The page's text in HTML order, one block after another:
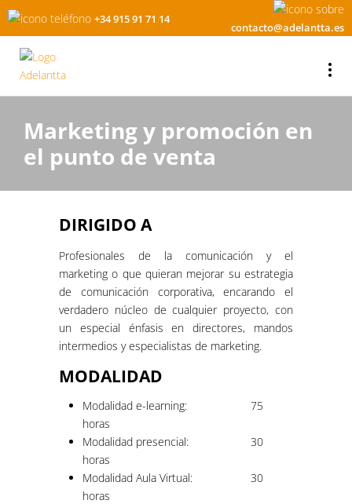
+34 915 91 71 14
contacto@adelantta.es
Marketing y promoción en
el punto de venta
DIRIGIDO A
Profesionales de la comunicación y el
marketing o que quieran mejorar su estrategia
de comunicación corporativa, encarando el
verdadero núcleo de cualquier proyecto, con
un especial énfasis en directores, mandos
intermedios y especialistas de marketing.
MODALIDAD
Modalidad e-learning:
75
horas
Modalidad presencial:
30
horas
Modalidad Aula Virtual:
30
horas